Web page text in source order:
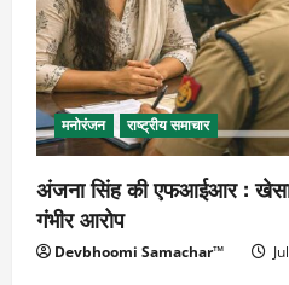
मनोरंजन राष्ट्रीय समाचार
अंजना सिंह की एफआईआर :
गंभीर आरोप
Devbhoomi Samachar™